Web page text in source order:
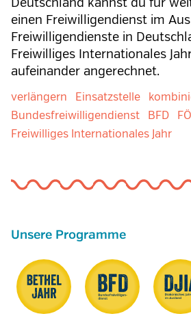
einen Freiwilligendienst im
Freiwilligendienste in
Freiwilliges Internationales
aufeinander angerechnet.
verlängern Einsatzstelle
Bundesfreiwilligendienst
BFD
Freiwilliges Internationales Jahr
Unsere Programme